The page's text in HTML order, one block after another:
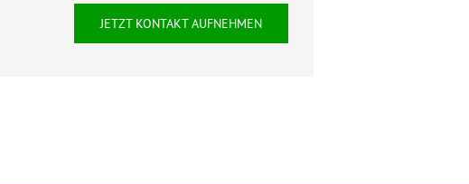
JETZT KONTAKT AUFNEHMEN